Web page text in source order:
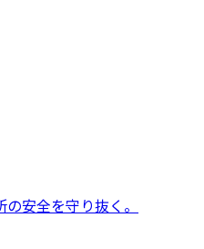
安全を守り抜く。